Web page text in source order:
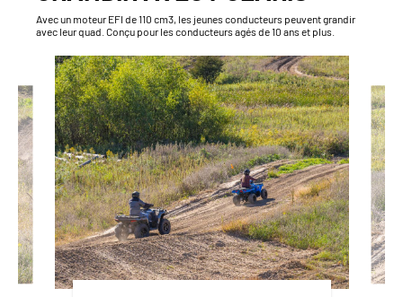
Avec un moteur EFI de 110 cm3, les jeunes conducteurs peuvent grandir
avec leur quad. Conçu pour les conducteurs agés de 10 ans et plus.